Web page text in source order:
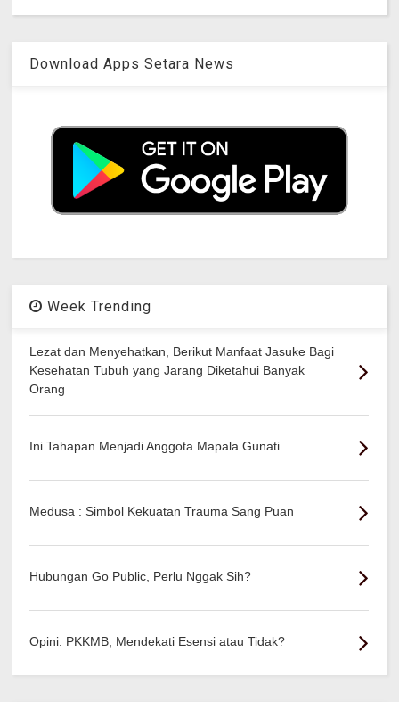
Download Apps Setara News
Week Trending
Lezat dan Menyehatkan, Berikut Manfaat Jasuke Bagi
Kesehatan Tubuh yang Jarang Diketahui Banyak
Orang
Ini Tahapan Menjadi Anggota Mapala Gunati
Medusa : Simbol Kekuatan Trauma Sang Puan
Hubungan Go Public, Perlu Nggak Sih?
Opini: PKKMB, Mendekati Esensi atau Tidak?